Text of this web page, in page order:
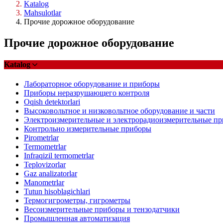
Katalog
Mahsulotlar
Прочие дорожное оборудование
Прочие дорожное оборудование
Katalog
Лабораторное оборудование и приборы
Приборы неразрушающего контроля
Oqish detektorlari
Высоковольтное и низковольтное оборудование и части
Электроизмерительные и электрорадиоизмерительные
Контрольно измерительные приборы
Pirometrlar
Termometrlar
Infraqizil termometrlar
Teplovizorlar
Gaz analizatorlar
Manometrlar
Tutun hisoblagichlari
Термогигрометры, гигрометры
Весоизмерительные приборы и тензодатчики
Промышленная автоматизация